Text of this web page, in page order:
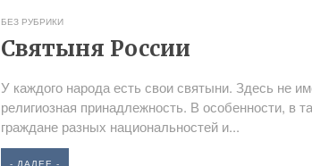
БЕЗ РУБРИКИ
Святыня России
У каждого народа есть свои святыни. Здесь не
религиозная принадлежность. В особенности, в
граждане разных национальностей и...
- ДАЛЕЕ -